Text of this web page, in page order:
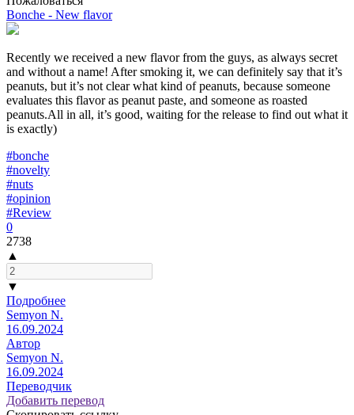
Bonche - New flavor
Recently we received a new flavor from the guys, as always secret
and without a name! After smoking it, we can definitely say that it’s
peanuts, but it’s not clear what kind of peanuts, because someone
evaluates this flavor as peanut paste, and someone as roasted
peanuts.All in all, it’s good, waiting for the release to find out what it
is exactly)
#bonche
#novelty
#nuts
#opinion
#Review
0
2738
▲
▼
Подробнее
Semyon N.
16.09.2024
Автор
Semyon N.
16.09.2024
Переводчик
Добавить перевод